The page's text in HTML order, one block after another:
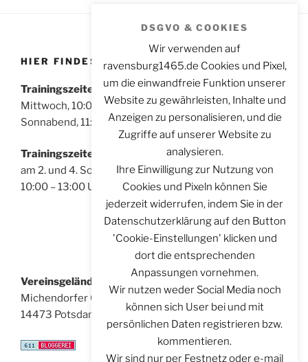
HIER FINDEST DU UNS
Trainingszeiten für Sportschützen:
Mittwoch, 10:00 – 14:00 Uhr
Sonnabend, 11:00 – 14:00 Uhr
Trainingszeiten für Bogenschützen:
am 2. und 4. Sonntag im Monat
10:00 – 13:00 Uhr
Vereinsgelände:
Michendorfer Chaussee 8
14473 Potsdam
DSGVO & COOKIES
Wir verwenden auf
ravensburg1465.de Cookies und Pixel,
um die einwandfreie Funktion unserer
Website zu gewährleisten, Inhalte und
Anzeigen zu personalisieren, und die
Zugriffe auf unserer Website zu
analysieren.
Ihre Einwilligung zur Nutzung von
Cookies und Pixeln können Sie
jederzeit widerrufen, indem Sie in der
Datenschutzerklärung auf den Button
'Cookie-Einstellungen' klicken und
dort die entsprechenden
Anpassungen vornehmen.
Wir nutzen weder Social Media noch
können sich User bei und mit
persönlichen Daten registrieren bzw.
kommentieren.
Wir sind nur per Festnetz oder e-mail